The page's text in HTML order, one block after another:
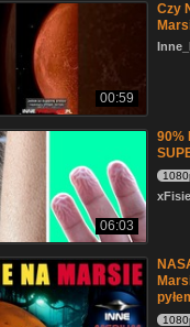
00:59
Czy
06:03
90%